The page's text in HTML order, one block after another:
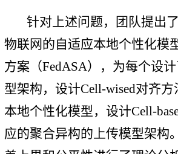
针对上述问题，团队提出
物联网的自适应本地个性化模
方案（FedASA），为每个设
型架构，设计Cell-wised对齐
本地个性化模型，设计Cell-
应的聚合异构的上传模型架构